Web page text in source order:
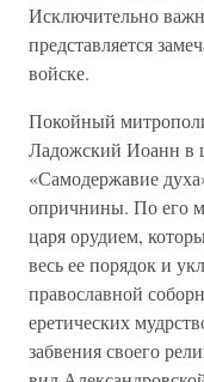
Исключительно
представляется
войске.
Покойный
Ладожский Иоанн в
«Самодержавие
опричнины. По его
царя орудием,
весь ее порядок и
православной
еретических
забвения своего